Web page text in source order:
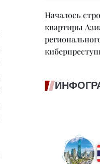
Началось
квартиры